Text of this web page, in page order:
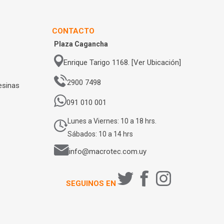
CONTACTO
Plaza Cagancha
Enrique Tarigo 1168. [Ver Ubicación]
2900 7498
091 010 001
Lunes a Viernes: 10 a 18 hrs.
Sábados: 10 a 14 hrs
info@macrotec.com.uy
SEGUINOS EN